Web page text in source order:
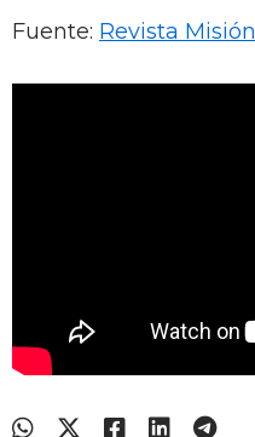
Fuente: Revista Misión